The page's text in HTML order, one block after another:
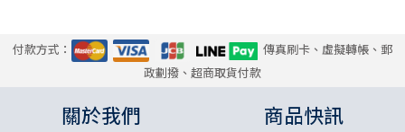
情而虧待了他們。
這本書包含了許多案例，它們來自我的臨床個案和許多
覺纏鬥不休，卻不知道該怎麼形容這種掙扎，也不知道為什
付款方式：
傳真刷卡、虛擬轉帳、郵
政劃撥、超商取貨付款
關於我們 商品快訊